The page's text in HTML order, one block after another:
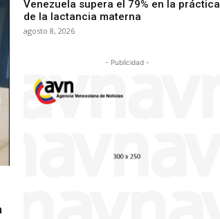
Venezuela supera el 79% en la práctica
de la lactancia materna
agosto 8, 2026
- Publicidad -